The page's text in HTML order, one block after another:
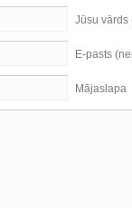
Jūsu vārds
E-pasts
Mājaslapa